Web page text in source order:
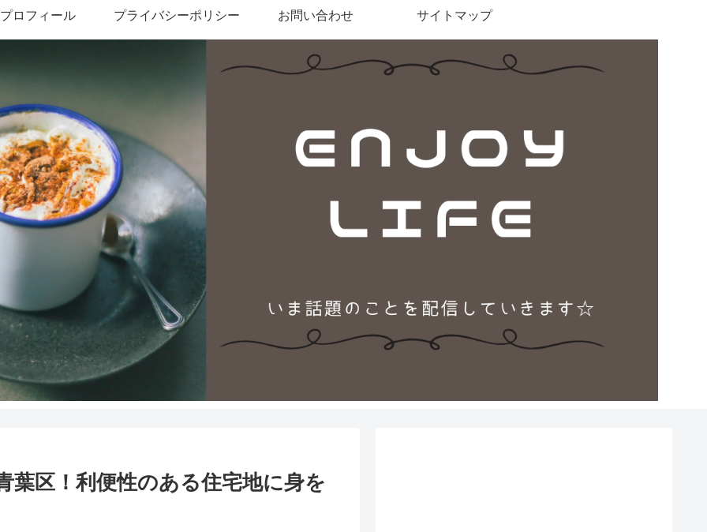
プロフィール プライバシーポリシー お問い合わせ サイトマップ
葉区！利便性のある住宅地に身を